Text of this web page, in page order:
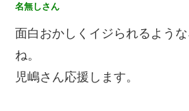
名無しさん
面白おかしくイジられるよう
ね。
児嶋さん応援します。